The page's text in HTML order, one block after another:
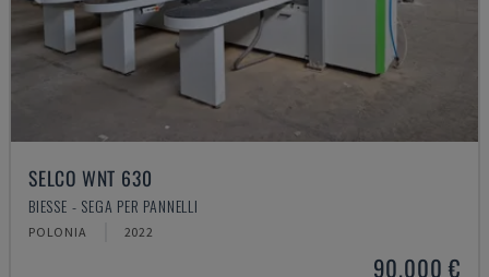
SELCO WNT 630
BIESSE - SEGA PER PANNELLI
POLONIA 2022
90.000 €